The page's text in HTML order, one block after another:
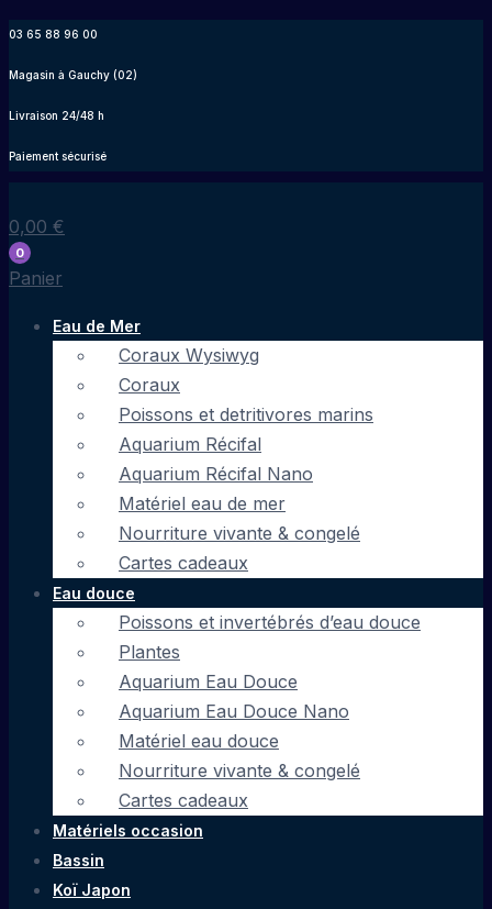
contenu
03 65 88 96 00
Magasin à Gauchy (02)
Livraison 24/48 h
Paiement sécurisé
0,00 €
0
Panier
Eau de Mer
Coraux Wysiwyg
Coraux
Poissons et detritivores marins
Aquarium Récifal
Aquarium Récifal Nano
Matériel eau de mer
Nourriture vivante & congelé
Cartes cadeaux
Eau douce
Poissons et invertébrés d’eau douce
Plantes
Aquarium Eau Douce
Aquarium Eau Douce Nano
Matériel eau douce
Nourriture vivante & congelé
Cartes cadeaux
Matériels occasion
Bassin
Koï Japon